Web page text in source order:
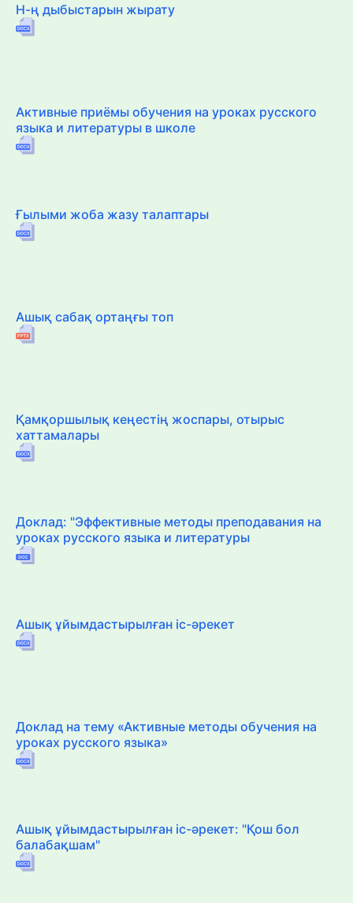
Н-ң дыбыстарын жырату
Активные приёмы обучения на уроках русского
языка и литературы в школе
Ғылыми жоба жазу талаптары
Ашық сабақ ортаңғы топ
Қамқоршылық кеңестің жоспары, отырыс
хаттамалары
Доклад: "Эффективные методы преподавания на
уроках русского языка и литературы
Ашық ұйымдастырылған іс-әрекет
Доклад на тему «Активные методы обучения на
уроках русского языка»
Ашық ұйымдастырылған іс-әрекет: "Қош бол
балабақшам"